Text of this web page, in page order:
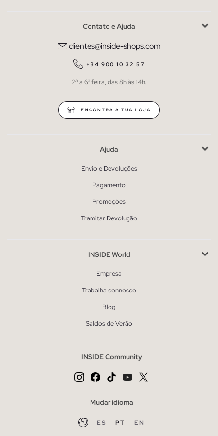
Contato e Ajuda
clientes@inside-shops.com
+34 900 10 32 57
2ª a 6ª feira, das 8h às 14h.
ENCONTRA A TUA LOJA
Ajuda
Envio e Devoluções
Pagamento
Promoções
Tramitar Devolução
INSIDE World
Empresa
Trabalha connosco
Blog
Saldos de Verão
INSIDE Community
Mudar idioma
ES PT EN